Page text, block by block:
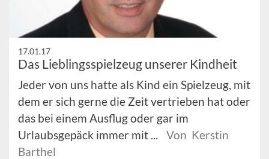
17.01.17
Das Lieblingsspielzeug unserer Kindheit
Jeder von uns hatte als Kind ein Spielzeug, mit
dem er sich gerne die Zeit vertrieben hat oder
das bei einem Ausflug oder gar im
Urlaubsgepäck immer mit ...
Von Kerstin
Barthel